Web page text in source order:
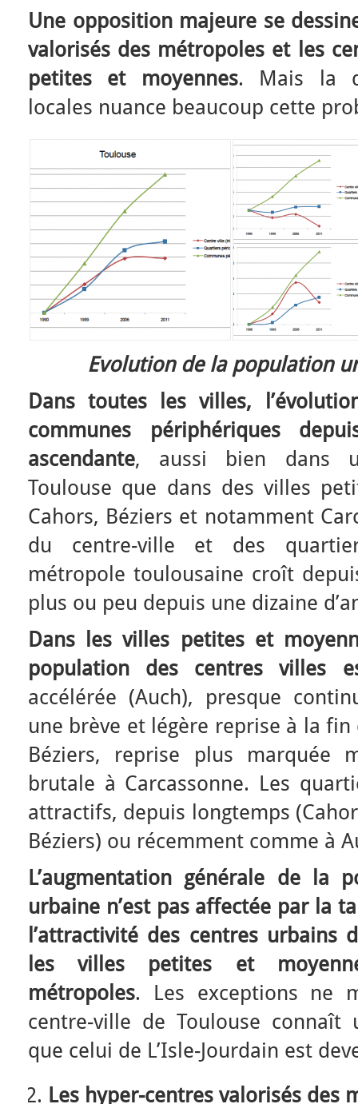
Une opposition majeure se
valorisés des métropoles et les
petites et moyennes. Mais la
locales nuance beaucoup cette
Evolution de la population
Dans toutes les villes,
communes périphériques
ascendante, aussi bien dans
Toulouse que dans des villes
Cahors, Béziers et notamment
du centre-ville et des
métropole toulousaine croît
plus ou peu depuis une dizaine
Dans les villes petites et
population des centres villes
accélérée (Auch), presque
une brève et légère reprise à la fin
Béziers, reprise plus marquée
brutale à Carcassonne. Les
attractifs, depuis longtemps
Béziers) ou récemment comme à
L’augmentation générale de la
urbaine n’est pas affectée par la
l’attractivité des centres urbains
les villes petites et
métropoles. Les exceptions ne
centre-ville de Toulouse connaît
que celui de L’Isle-Jourdain est
Les hyper-centres valorisés des